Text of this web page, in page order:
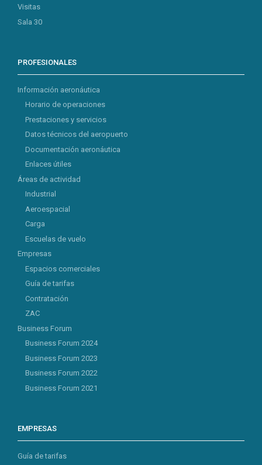
Visitas
Sala 30
PROFESIONALES
Información aeronáutica
Horario de operaciones
Prestaciones y servicios
Datos técnicos del aeropuerto
Documentación aeronáutica
Enlaces útiles
Áreas de actividad
Industrial
Aeroespacial
Carga
Escuelas de vuelo
Empresas
Espacios comerciales
Guía de tarifas
Contratación
ZAC
Business Forum
Business Forum 2024
Business Forum 2023
Business Forum 2022
Business Forum 2021
EMPRESAS
Guía de tarifas